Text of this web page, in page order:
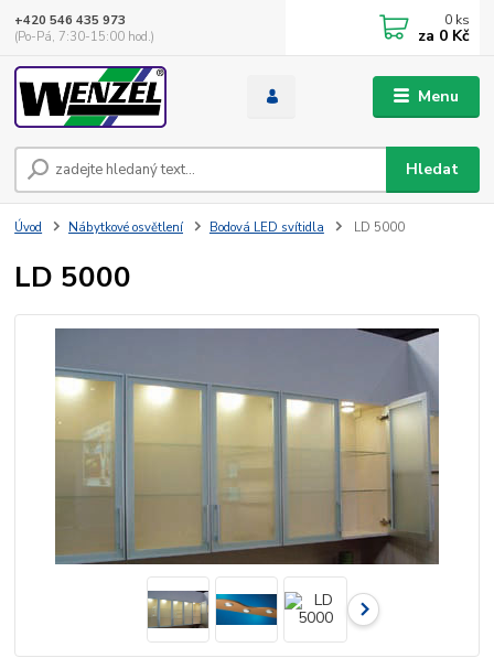
Menu
Hledat
+420 546 435 973
(Po-Pá, 7:30-15:00 hod.)
0 ks
za 0 Kč
Úvod Nábytkové osvětlení Bodová LED svítidla LD 5000
LD 5000